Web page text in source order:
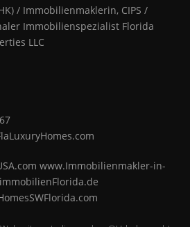
/ Immobilienmaklerin, CIPS /
Immobilienspezialist Florida
LLC
www.Immobilienmakler-in-